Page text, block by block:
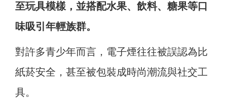
至玩具模樣，並搭配水果、飲料、糖果等口
味吸引年輕族群。
對許多青少年而言，電子煙往往被誤認為比
紙菸安全，甚至被包裝成時尚潮流與社交工
具。